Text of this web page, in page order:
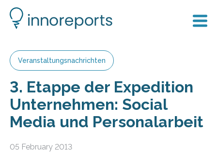
Veranstaltungsnachrichten
3. Etappe der Expedition
Unternehmen: Social
Media und Personalarbeit
05 February 2013